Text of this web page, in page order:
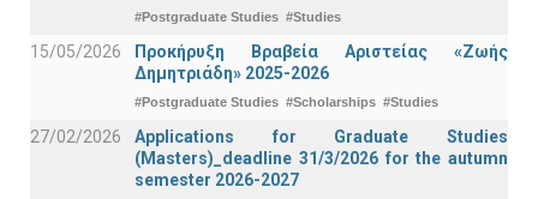
#Postgraduate Studies #Studies
15/05/2026
Προκήρυξη Βραβεία Αριστείας «Ζωής
Δημητριάδη» 2025-2026
#Postgraduate Studies #Scholarships #Studies
27/02/2026
Applications for Graduate Studies
(Masters)_deadline 31/3/2026 for the autumn
semester 2026-2027